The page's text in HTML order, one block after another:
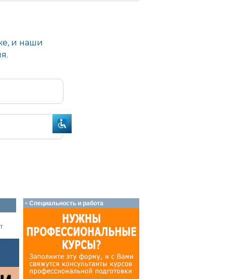
Специальность и работа